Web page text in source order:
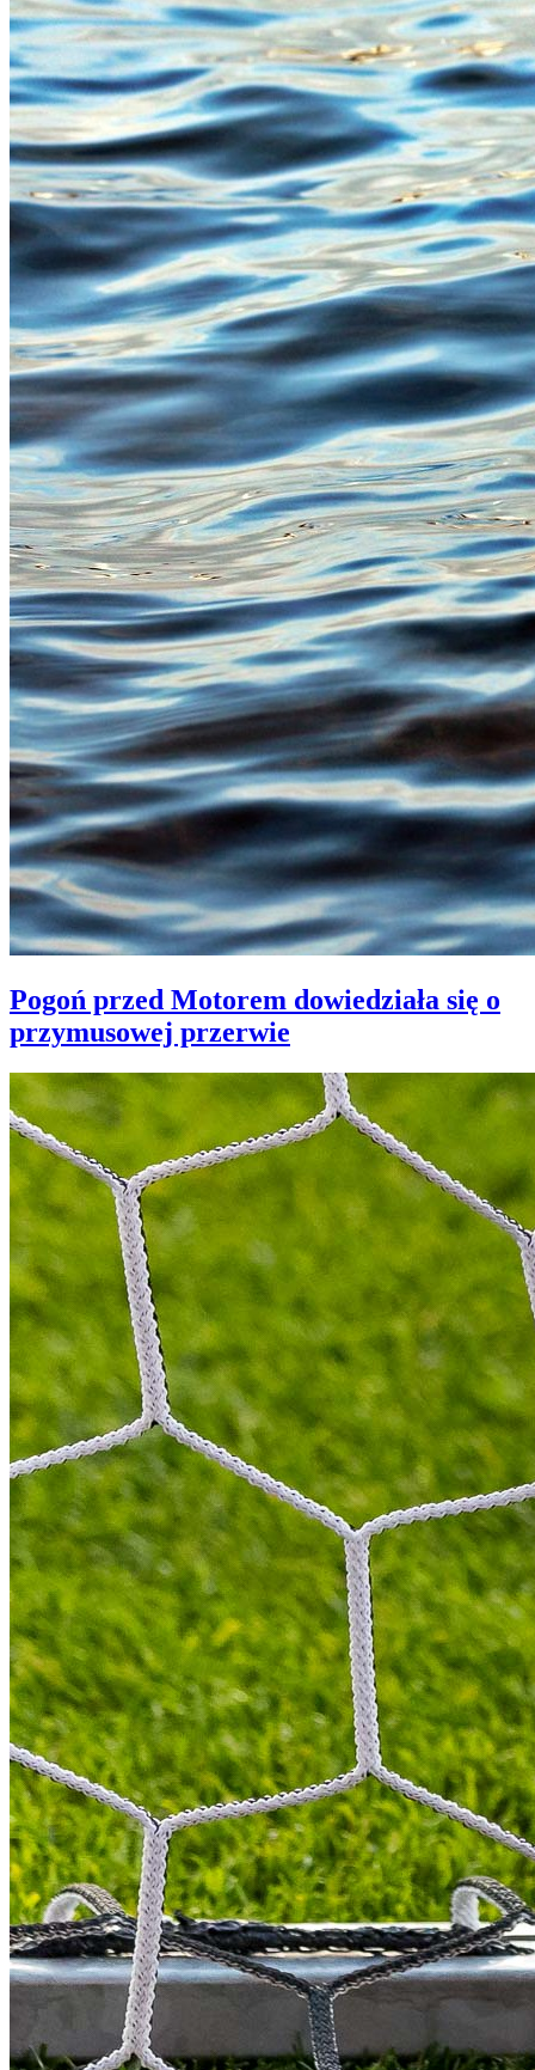
Pogoń przed Motorem dowiedziała się o
przymusowej przerwie